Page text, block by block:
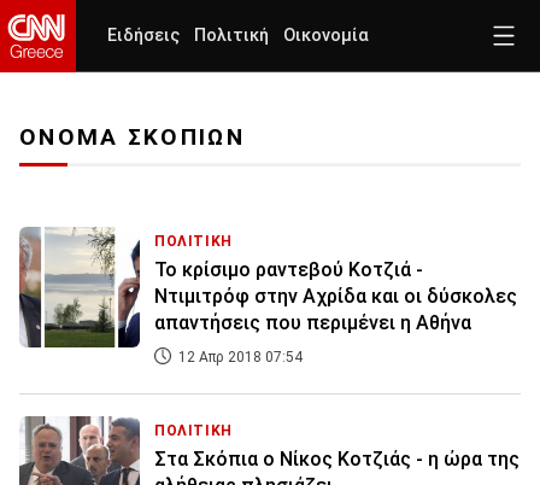
Ειδήσεις Πολιτική Οικονομία
ΟΝΟΜΑ ΣΚΟΠΙΩΝ
ΠΟΛΙΤΙΚΗ
Το κρίσιμο ραντεβού Κοτζιά -
Ντιμιτρόφ στην Αχρίδα και οι δύσκολες
απαντήσεις που περιμένει η Αθήνα
12 Απρ 2018 07:54
ΠΟΛΙΤΙΚΗ
Στα Σκόπια ο Νίκος Κοτζιάς - η ώρα της